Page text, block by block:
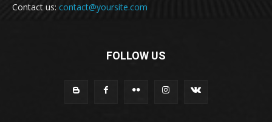
Contact us: contact@yoursite.com
FOLLOW US